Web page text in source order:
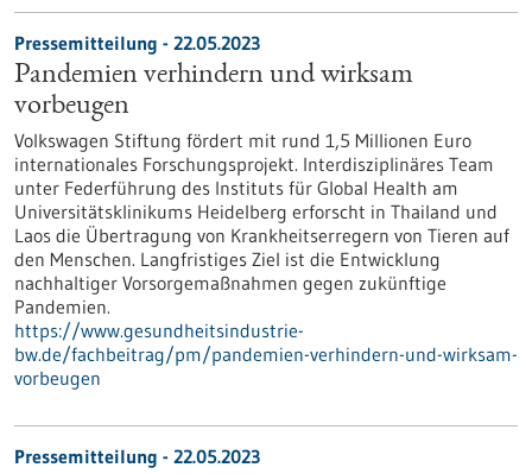
Pressemitteilung - 22.05.2023
Pandemien verhindern und wirksam
vorbeugen
Volkswagen Stiftung fördert mit rund 1,5 Millionen Euro
internationales Forschungsprojekt. Interdisziplinäres Team
unter Federführung des Instituts für Global Health am
Universitätsklinikums Heidelberg erforscht in Thailand und
Laos die Übertragung von Krankheitserregern von Tieren auf
den Menschen. Langfristiges Ziel ist die Entwicklung
nachhaltiger Vorsorgemaßnahmen gegen zukünftige
Pandemien.
https://www.gesundheitsindustrie-
bw.de/fachbeitrag/pm/pandemien-verhindern-und-wirksam-
vorbeugen
Pressemitteilung - 22.05.2023